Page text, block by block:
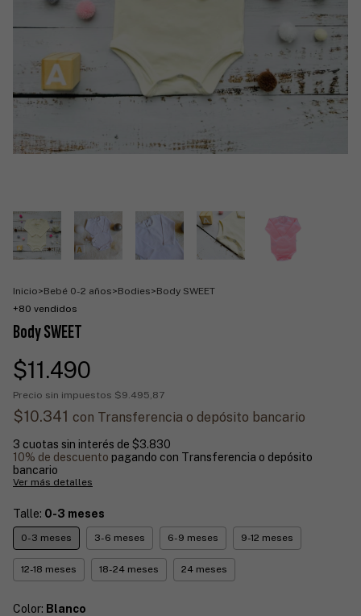
Inicio>Bebé 0-2 años>Bodies>Body SWEET
+80 vendidos
Body SWEET
$11.490
Precio sin impuestos $9.495,87
$10.341 con Transferencia o depósito bancario
3 cuotas sin interés de $3.830
10% de descuento pagando con Transferencia o depósito
bancario
Ver más detalles
Talle: 0-3 meses
0-3 meses 3-6 meses 6-9 meses 9-12 meses
12-18 meses 18-24 meses 24 meses
Color: Blanco